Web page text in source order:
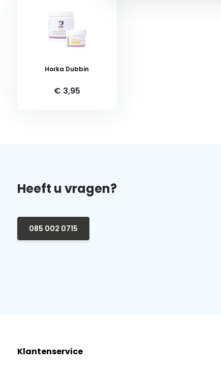
Horka Dubbin
€ 3,95
Heeft u vragen?
085 002 0715
Klantenservice